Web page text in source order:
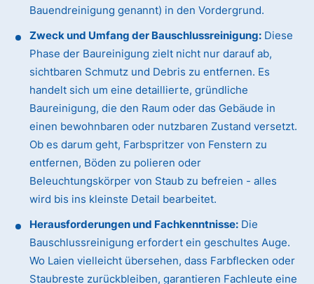
Bauendreinigung genannt) in den Vordergrund.
Zweck und Umfang der Bauschlussreinigung: Diese
Phase der Baureinigung zielt nicht nur darauf ab,
sichtbaren Schmutz und Debris zu entfernen. Es
handelt sich um eine detaillierte, gründliche
Baureinigung, die den Raum oder das Gebäude in
einen bewohnbaren oder nutzbaren Zustand versetzt.
Ob es darum geht, Farbspritzer von Fenstern zu
entfernen, Böden zu polieren oder
Beleuchtungskörper von Staub zu befreien - alles
wird bis ins kleinste Detail bearbeitet.
Herausforderungen und Fachkenntnisse: Die
Bauschlussreinigung erfordert ein geschultes Auge.
Wo Laien vielleicht übersehen, dass Farbflecken oder
Staubreste zurückbleiben, garantieren Fachleute eine